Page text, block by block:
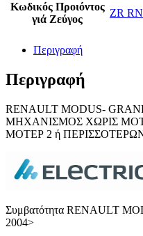
Κωδικός Προιόντος
γιά Ζεύγος
ZR
Περιγραφή
Περιγραφή
RΕNΑULT MODUS-
ΜΗΧΑΝΙΣΜΟΣ ΧΩΡΙΣ
ΜΟΤΕΡ 2 ή
Συμβατότητα RENAULT
2004>